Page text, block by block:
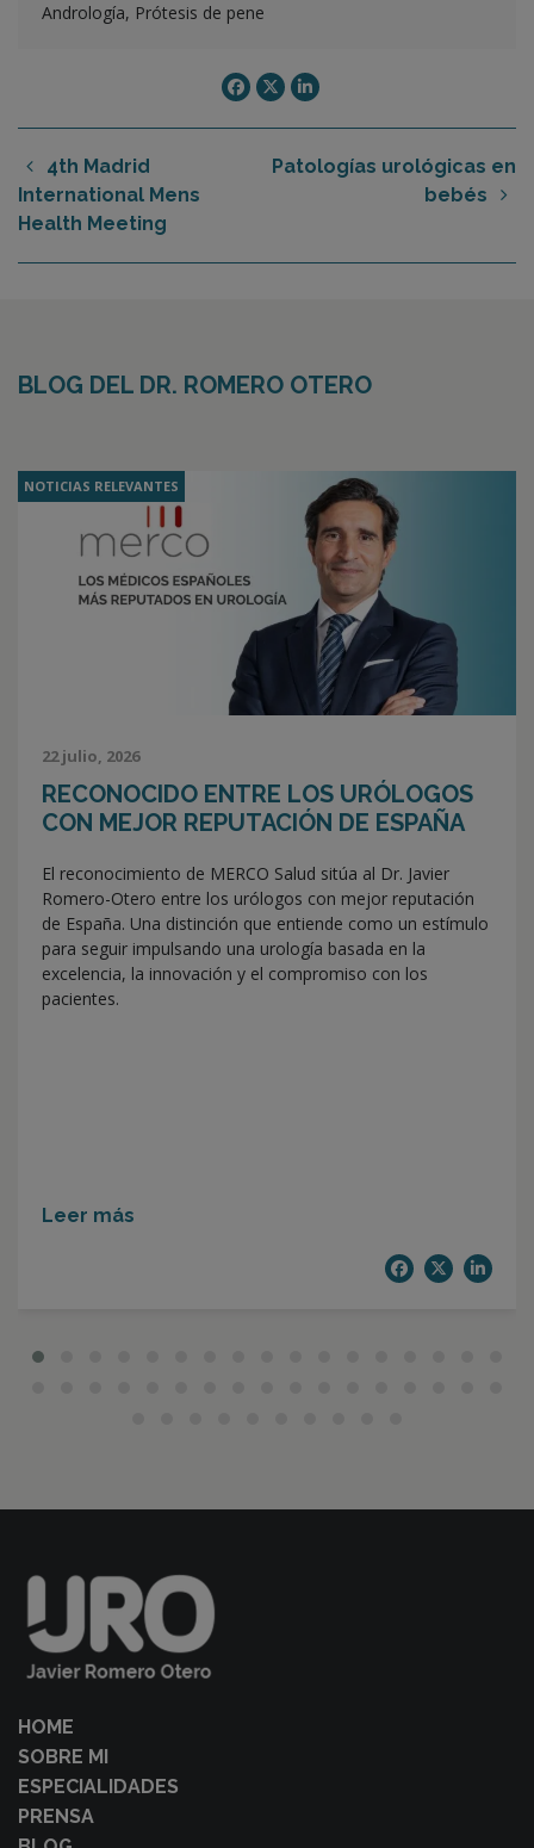
Andrología, Prótesis de pene
4th Madrid
International Mens
Health Meeting
Patologías urológicas en
bebés
BLOG DEL DR. ROMERO OTERO
NOTICIAS RELEVANTES
22 julio, 2026
RECONOCIDO ENTRE LOS URÓLOGOS
CON MEJOR REPUTACIÓN DE ESPAÑA
El reconocimiento de MERCO Salud sitúa al Dr. Javier
Romero-Otero entre los urólogos con mejor reputación
de España. Una distinción que entiende como un estímulo
para seguir impulsando una urología basada en la
excelencia, la innovación y el compromiso con los
pacientes.
Leer más
HOME
SOBRE MI
ESPECIALIDADES
PRENSA